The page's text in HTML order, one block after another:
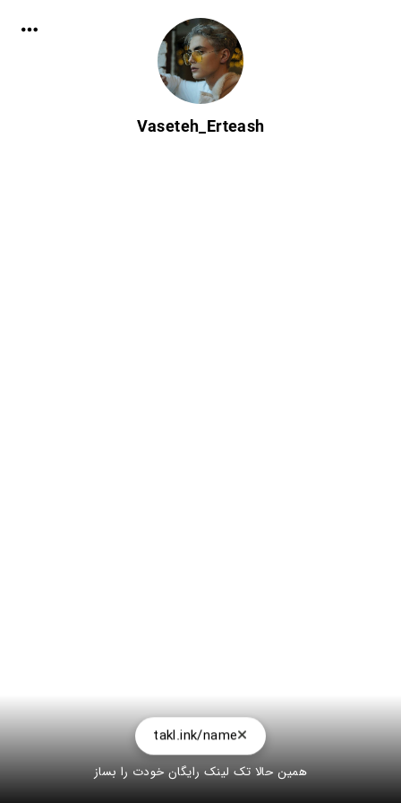
Vaseteh_Erteash
takl.ink/name
همین حالا تک لینک رایگان خودت را بساز